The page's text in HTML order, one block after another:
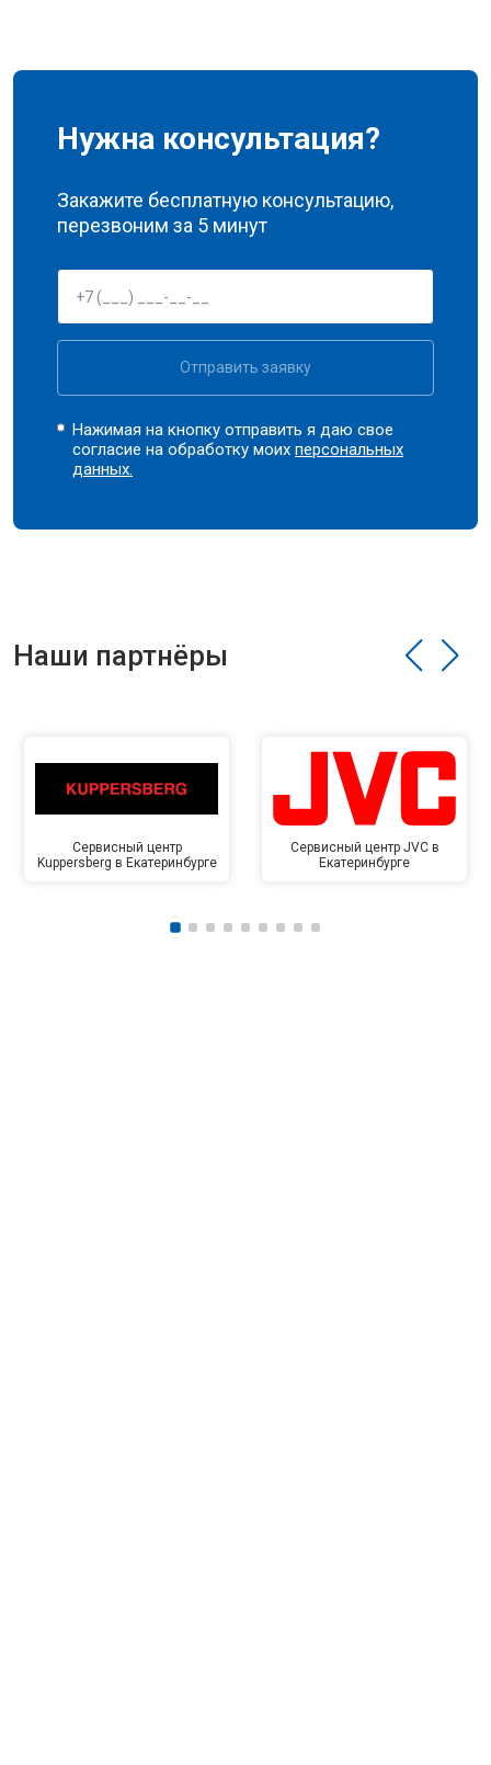
Нужна консультация?
Закажите бесплатную консультацию,
перезвоним за 5 минут
Отправить заявку
Нажимая на кнопку отправить я даю свое
согласие на обработку моихперсональных
данных.
Наши партнёры
Сервисный центр
Kuppersberg в Екатеринбурге
Сервисный центр JVC в
Екатеринбурге